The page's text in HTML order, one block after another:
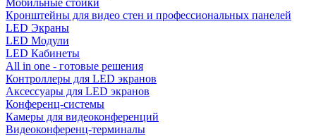
Мобильные стойки
Кронштейны для видео стен и профессиональных панелей
LED Экраны
LED Модули
LED Кабинеты
All in one - готовые решения
Контроллеры для LED экранов
Аксессуары для LED экранов
Конференц-системы
Камеры для видеоконференций
Видеоконференц-терминалы